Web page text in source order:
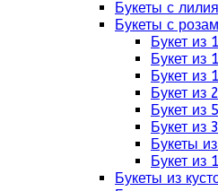
Букеты с
Букеты с
Букет из
Букет из
Букет из
Букет из
Букет из
Букет из
Букеты
Букет из
Букеты из